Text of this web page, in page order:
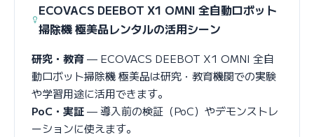
ECOVACS DEEBOT X1 OMNI 全自動ロボット
掃除機 極美品レンタルの活用シーン
研究・教育— ECOVACS DEEBOT X1 OMNI 全自
動ロボット掃除機 極美品は研究・教育機関での実験
や学習用途に活用できます。
PoC・実証— 導入前の検証（PoC）やデモンストレ
ーションに使えます。